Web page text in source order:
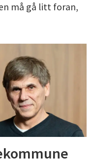
må gå litt foran,